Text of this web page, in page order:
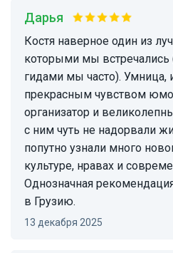
Дарья
Костя наверное один из лучших гидов, с
которыми мы встречались
гидами мы часто). Умница,
прекрасным чувством
организатор и
с ним чуть не надорвали
попутно узнали много
культуре, нравах и
Однозначная
в Грузию.
13 декабря 2025